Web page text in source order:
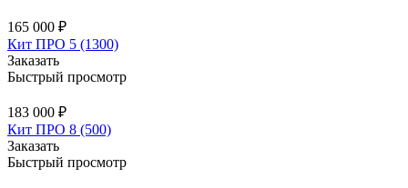
165 000 ₽
Кит ПРО 5 (1300)
Заказать
Быстрый просмотр
183 000 ₽
Кит ПРО 8 (500)
Заказать
Быстрый просмотр